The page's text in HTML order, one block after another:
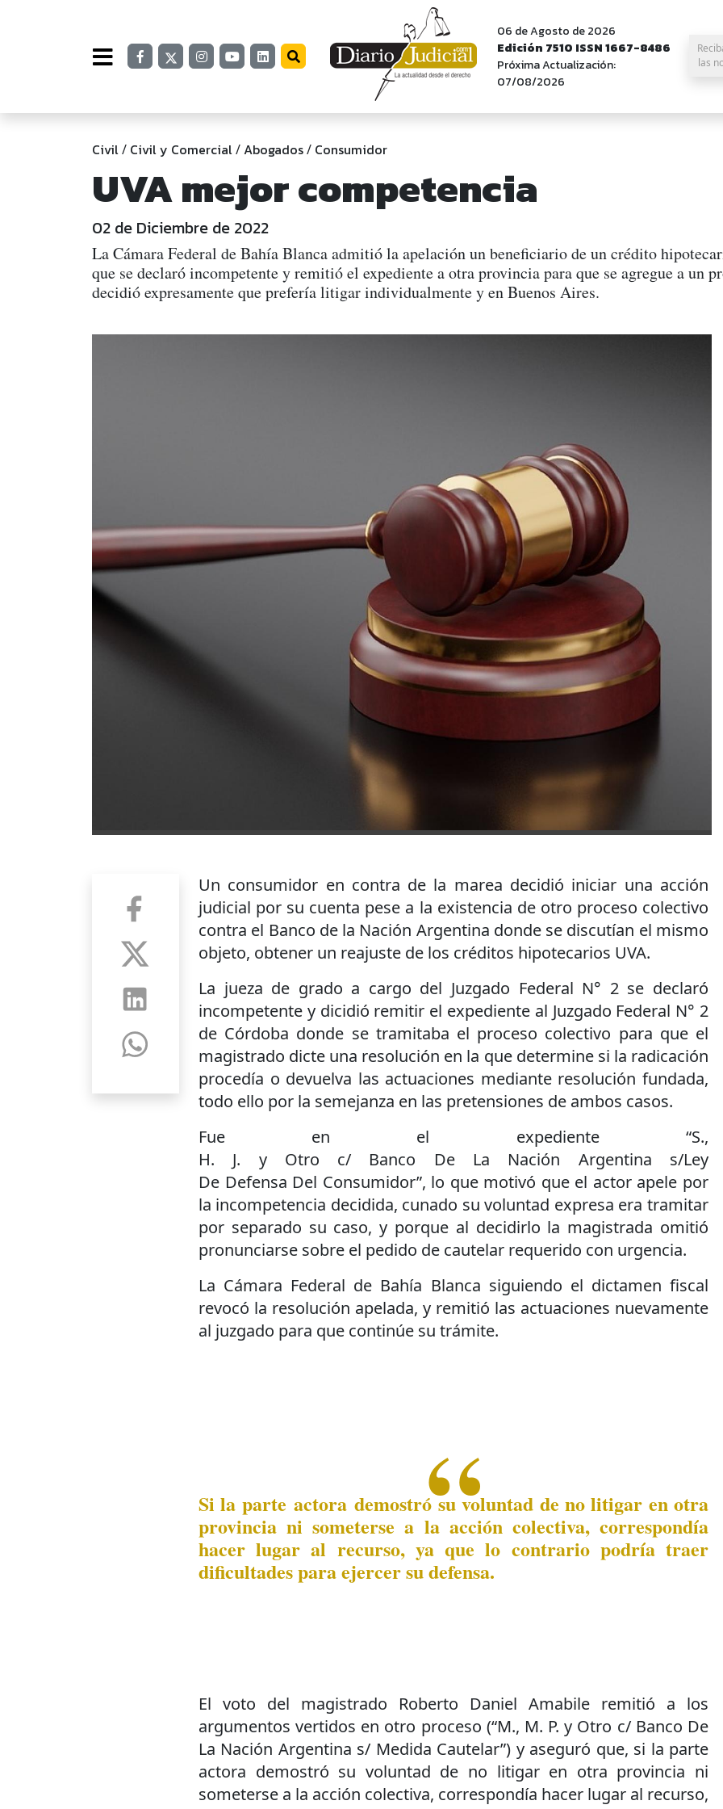
06 de Agosto de 2026
Edición 7510 ISSN 1667-8486
Próxima Actualización:
07/08/2026
las
Civil/ Civil y Comercial/Abogados/ Consumidor
UVA mejor competencia
02 de Diciembre de 2022
La Cámara Federal de Bahía Blanca admitió la apelación un beneficiario de un crédito
que se declaró incompetente y remitió el expediente a otra provincia para que se agregue a un
decidió expresamente que prefería litigar individualmente y en Buenos Aires.
Un consumidor en contra de la marea decidió iniciar una acción
judicial por su cuenta pese a la existencia de otro proceso colectivo
contra el Banco de la Nación Argentina donde se discutían el mismo
objeto, obtener un reajuste de los créditos hipotecarios UVA.
La jueza de grado a cargo del Juzgado Federal N° 2 se declaró
incompetente y dicidió remitir el expediente al Juzgado Federal N° 2
de Córdoba donde se tramitaba el proceso colectivo para que el
magistrado dicte una resolución en la que determine si la radicación
procedía o devuelva las actuaciones mediante resolución fundada,
todo ello por la semejanza en las pretensiones de ambos casos.
Fue en el expediente “S.,
H. J. y Otro c/ Banco De La Nación Argentina s/Ley
De Defensa Del Consumidor”, lo que motivó que el actor apele por
la incompetencia decidida, cunado su voluntad expresa era tramitar
por separado su caso, y porque al decidirlo la magistrada omitió
pronunciarse sobre el pedido de cautelar requerido con urgencia.
La Cámara Federal de Bahía Blanca siguiendo el dictamen fiscal
revocó la resolución apelada, y remitió las actuaciones nuevamente
al juzgado para que continúe su trámite.
Si la parte actora demostró su voluntad de no litigar en otra
provincia ni someterse a la acción colectiva, correspondía
hacer lugar al recurso, ya que lo contrario podría traer
dificultades para ejercer su defensa.
El voto del magistrado Roberto Daniel Amabile remitió a los
argumentos vertidos en otro proceso (“M., M. P. y Otro c/ Banco De
La Nación Argentina s/ Medida Cautelar”) y aseguró que, si la parte
actora demostró su voluntad de no litigar en otra provincia ni
someterse a la acción colectiva, correspondía hacer lugar al recurso,